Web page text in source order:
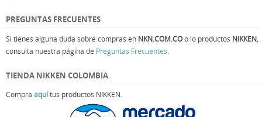
PREGUNTAS FRECUENTES
Si tienes alguna duda sobre compras en NKN.COM.COo lo productos NIKKEN
consulta nuestra página de Preguntas Frecuentes
TIENDA NIKKEN COLOMBIA
Compra aquítus productos NIKKEN.